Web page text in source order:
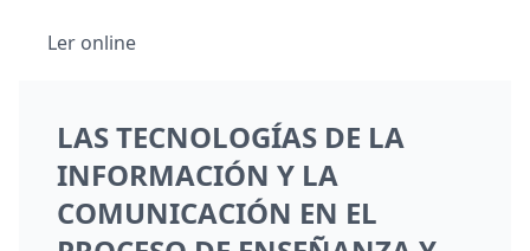
Ler online
LAS TECNOLOGÍAS DE LA
INFORMACIÓN Y LA
COMUNICACIÓN EN EL